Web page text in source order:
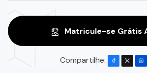
Matricule-se Grátis
Compartilhe: